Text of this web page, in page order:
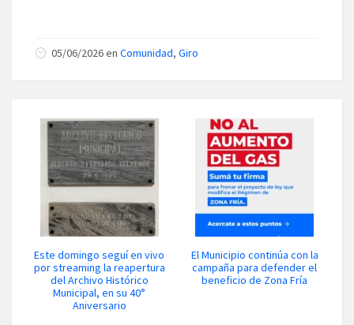
05/06/2026 en Comunidad, Giro
Este domingo seguí en vivo
por streaming la reapertura
del Archivo Histórico
Municipal, en su 40°
Aniversario
El Municipio continúa con la
campaña para defender el
beneficio de Zona Fría